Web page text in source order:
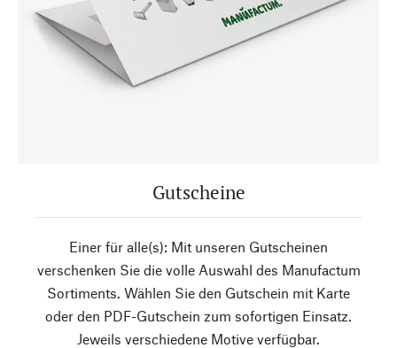
Gutscheine
Einer für alle(s): Mit unseren Gutscheinen
verschenken Sie die volle Auswahl des Manufactum
Sortiments. Wählen Sie den Gutschein mit Karte
oder den PDF-Gutschein zum sofortigen Einsatz.
Jeweils verschiedene Motive verfügbar.